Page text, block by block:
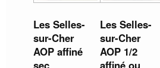
Les Selles-
sur-Cher
AOP affiné
sec
Les Selles-
sur-Cher
AOP 1/2
affiné ou